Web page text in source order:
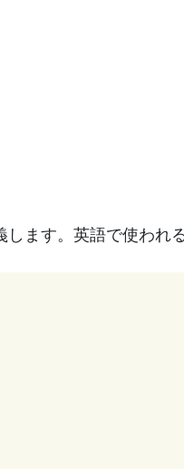
ます。英語で使われ